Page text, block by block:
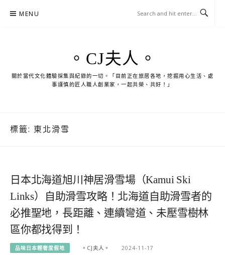
MENU
。CJ夫人。
關於當代文化體驗採集與紀錄的一切。「目前正在旅居各地，挖掘用心生活、處
事謹慎的匠人職人創業家，一起共榮、共好！」
標籤: 東北滑雪
日本北海道旭川神居滑雪場（Kamui Ski
Links）自助滑雪攻略！北海道自助滑雪者的
必推聖地，長距離、連續彎道、未壓雪樹林
區你都找得到！
品味日本輕奢度假地 。CJ夫人。 2024-11-17